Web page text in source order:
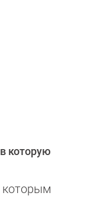
которую
которым